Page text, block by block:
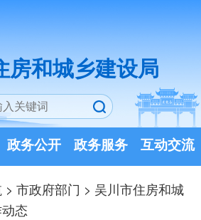
房和城乡建设局
政务公开 政务服务 互动交流
>市政府部门 > 吴川市住房和城
态